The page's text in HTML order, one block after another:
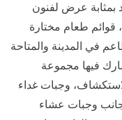
بمثابة عرض لفنون
قوائم طعام مختارة
المطاعم في المدينة والمتاحة
فيها مجموعة
وجبات غداء
درهماً، إلى جانب وجبات عشاء